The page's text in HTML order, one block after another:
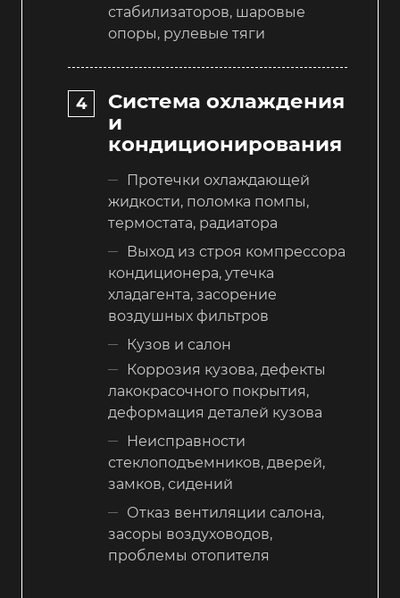
стабилизаторов, шаровые
опоры, рулевые тяги
Система охлаждения
и
кондиционирования
Протечки охлаждающей
жидкости, поломка помпы,
термостата, радиатора
Выход из строя компрессора
кондиционера, утечка
хладагента, засорение
воздушных фильтров
Кузов и салон
Коррозия кузова, дефекты
лакокрасочного покрытия,
деформация деталей кузова
Неисправности
стеклоподъемников, дверей,
замков, сидений
Отказ вентиляции салона,
засоры воздуховодов,
проблемы отопителя